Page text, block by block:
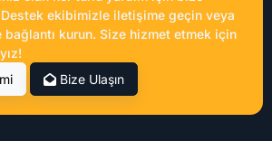
Destek ekibimizle iletişime geçin veya
bağlantı kurun. Size hizmet etmek için
Bize Ulaşın